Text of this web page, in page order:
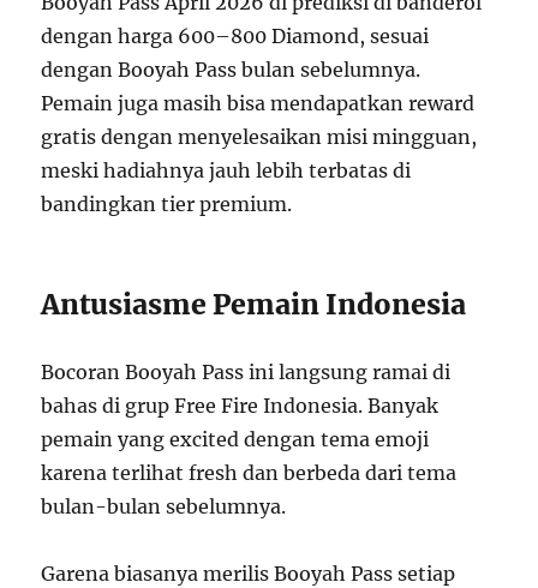
dengan harga 600–800 Diamond, sesuai
dengan Booyah Pass bulan sebelumnya.
Pemain juga masih bisa mendapatkan reward
gratis dengan menyelesaikan misi mingguan,
meski hadiahnya jauh lebih terbatas di
bandingkan tier premium.
Antusiasme Pemain Indonesia
Bocoran Booyah Pass ini langsung ramai di
bahas di grup Free Fire Indonesia. Banyak
pemain yang excited dengan tema emoji
karena terlihat fresh dan berbeda dari tema
bulan-bulan sebelumnya.
Garena biasanya merilis Booyah Pass setiap